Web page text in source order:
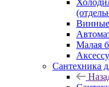
Малая
Сантехника